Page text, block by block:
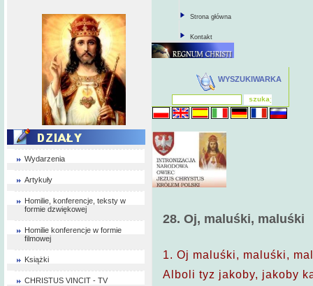
Wydarzenia
Artykuły
Homilie, konferencje, teksty w
formie dzwiękowej
Homilie konferencje w formie
filmowej
Książki
CHRISTUS VINCIT - TV
Strona główna
Kontakt
WYSZUKIWARKA
28. Oj, maluśki, maluśki
1. Oj maluśki, maluśki,
Alboli tyz jakoby, jakoby